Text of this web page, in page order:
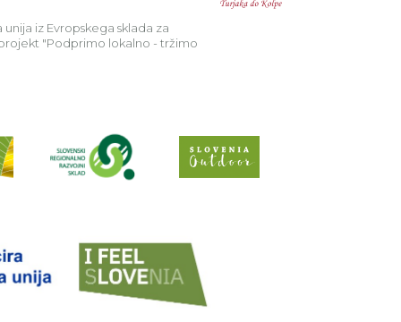
iz Evropskega sklada za
"Podprimo lokalno - tržimo
Trails